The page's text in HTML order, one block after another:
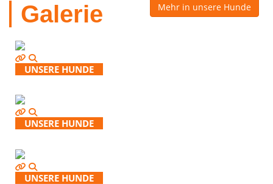
Galerie
UNSERE HUNDE
UNSERE HUNDE
UNSERE HUNDE
Mehr in unsere Hunde